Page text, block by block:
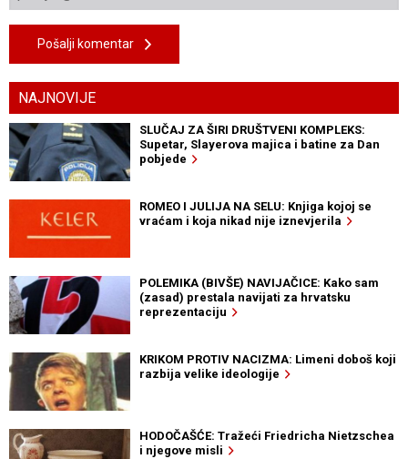
Pošalji komentar
NAJNOVIJE
SLUČAJ ZA ŠIRI DRUŠTVENI KOMPLEKS:
Supetar, Slayerova majica i batine za Dan
pobjede
ROMEO I JULIJA NA SELU: Knjiga kojoj se
vraćam i koja nikad nije iznevjerila
POLEMIKA (BIVŠE) NAVIJAČICE: Kako sam
(zasad) prestala navijati za hrvatsku
reprezentaciju
KRIKOM PROTIV NACIZMA: Limeni doboš koji
razbija velike ideologije
HODOČAŠĆE: Tražeći Friedricha Nietzschea
i njegove misli